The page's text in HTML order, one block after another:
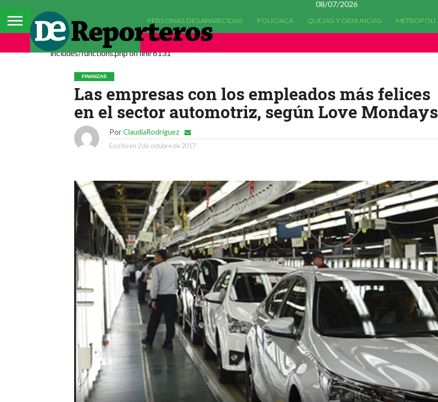
08/07/2026
PERSONAS DESAPARECIDAS POLICIACA QUEJAS Y DENUNCIAS METROPOLI
Deprecated: La función comments_popup_script ha quedado
includes/functions.php on line 6131
FINANZAS
Las empresas con los empleados más felices
en el sector automotriz, según Love Mondays
Por ClaudiaRodriguez
Escrito en 2 de octubre de 2017